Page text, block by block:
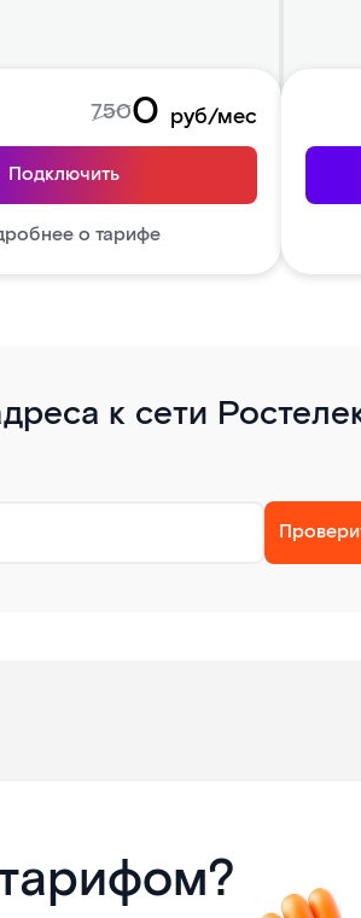
7500 руб/мес
Подключить
о тарифе
к сети